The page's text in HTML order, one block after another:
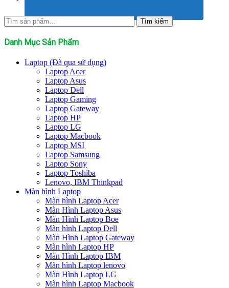
Tìm
kiếm:
Tìm kiếm
Danh Mục Sản Phẩm
Laptop (Đã qua sử dụng)
Laptop Acer
Laptop Asus
Laptop Dell
Laptop Gaming
Laptop Gateway
Laptop HP
Laptop LG
Laptop Macbook
Laptop MSI
Laptop Samsung
Laptop Sony
Laptop Toshiba
Lenovo, IBM Thinkpad
Màn hình Laptop
Màn hình Laptop Acer
Màn Hình Laptop Asus
Màn Hình Laptop Boe
Màn hình Laptop Dell
Màn Hình Laptop Gateway
Màn hình Laptop HP
Màn Hình Laptop IBM
Màn hình Laptop lenovo
Màn Hình Laptop LG
Màn hình Laptop Macbook